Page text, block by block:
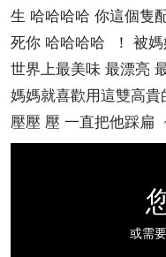
生 哈哈哈哈 你這個隻
死你 哈哈哈哈 ！ 被
世界上最美味 最漂亮
媽媽就喜歡用這雙高
壓壓 壓 一直把他踩扁
或需